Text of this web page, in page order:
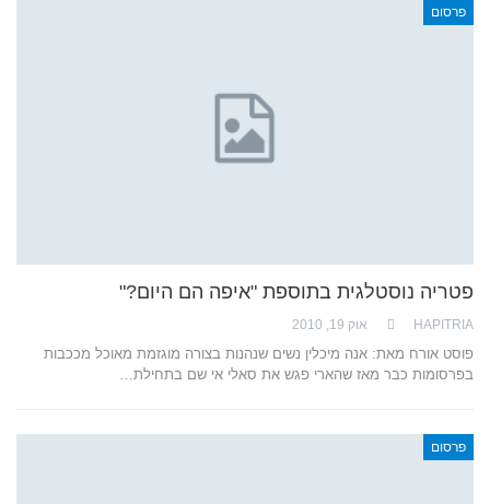
פרסום
פטריה נוסטלגית בתוספת "איפה הם היום?"
HAPITRIA אוק 19, 2010
פוסט אורח מאת: אנה מיכלין נשים שנהנות בצורה מוגזמת מאוכל מככבות
בפרסומות כבר מאז שהארי פגש את סאלי אי שם בתחילת…
פרסום